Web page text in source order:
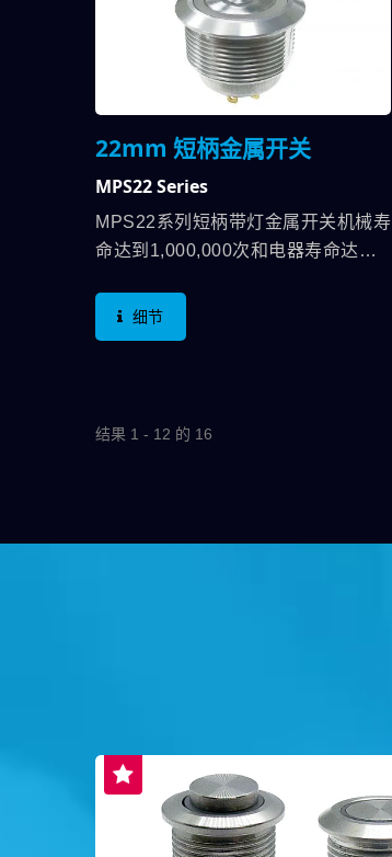
色切换功能。 25mm金属开关在电
气规格方面可耐5A，作动在
3A/250VAC，若要更高电流规格，德
利威还有另一个大电流开关-MW系列
22mm 短柄金属开关
MPS22 Series
MPS22系列短柄带灯金属开关机械寿
命达到1,000,000次和电器寿命达到
2A/36VDC。在防护等级上，可达到
IP67及达到IK10(不锈钢)，无论产品
细节
结果 1 - 12 的 16